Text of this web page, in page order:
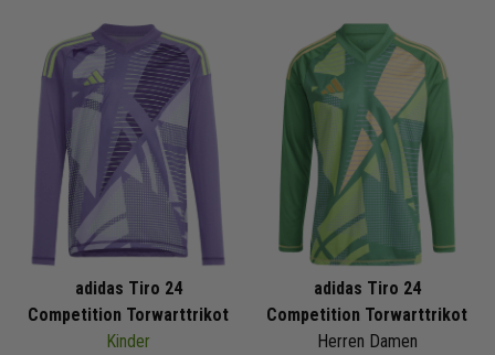
adidas Tiro 24
Competition Torwarttrikot
Kinder
adidas Tiro 24
Competition Torwarttrikot
Herren Damen